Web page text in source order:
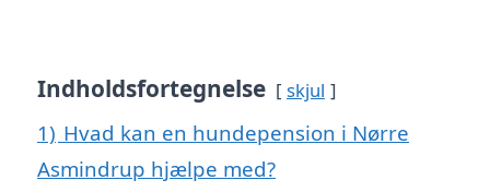
Indholdsfortegnelse skjul
1) Hvad kan en hundepension i Nørre
Asmindrup hjælpe med?